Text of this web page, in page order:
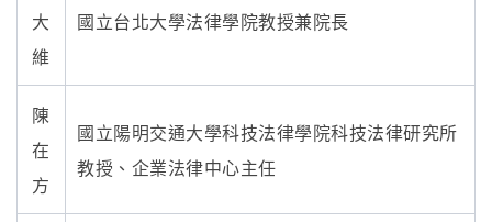
大
維
國立台北大學法律學院教授兼院長
陳
在
方
國立陽明交通大學科技法律學院科技法律研究所
教授、企業法律中心主任